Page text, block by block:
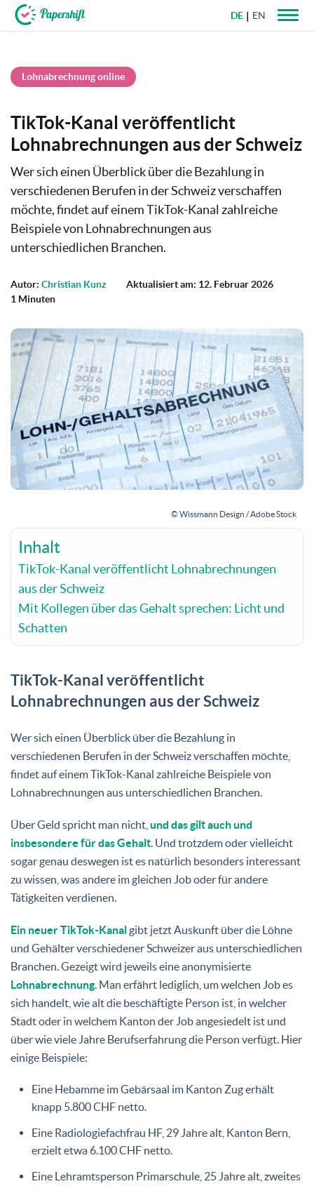
DE EN
Lohnabrechnung online
TikTok-Kanal veröffentlicht
Lohnabrechnungen aus der Schweiz
Wer sich einen Überblick über die Bezahlung in
verschiedenen Berufen in der Schweiz verschaffen
möchte, findet auf einem TikTok-Kanal zahlreiche
Beispiele von Lohnabrechnungen aus
unterschiedlichen Branchen.
Autor: Christian Kunz
Aktualisiert am: 12. Februar 2026
1 Minuten
© Wissmann Design / Adobe Stock
Inhalt
TikTok-Kanal veröffentlicht Lohnabrechnungen
aus der Schweiz
Mit Kollegen über das Gehalt sprechen: Licht und
Schatten
TikTok-Kanal veröffentlicht
Lohnabrechnungen aus der Schweiz
Wer sich einen Überblick über die Bezahlung in
verschiedenen Berufen in der Schweiz verschaffen möchte,
findet auf einem TikTok-Kanal zahlreiche Beispiele von
Lohnabrechnungen aus unterschiedlichen Branchen.
Über Geld spricht man nicht, und das gilt auch und
insbesondere für das Gehalt. Und trotzdem oder vielleicht
sogar genau deswegen ist es natürlich besonders interessant
zu wissen, was andere im gleichen Job oder für andere
Tätigkeiten verdienen.
Ein neuer TikTok-Kanalgibt jetzt Auskunft über die Löhne
und Gehälter verschiedener Schweizer aus unterschiedlichen
Branchen. Gezeigt wird jeweils eine anonymisierte
Lohnabrechnung. Man erfährt lediglich, um welchen Job es
sich handelt, wie alt die beschäftigte Person ist, in welcher
Stadt oder in welchem Kanton der Job angesiedelt ist und
über wie viele Jahre Berufserfahrung die Person verfügt. Hier
einige Beispiele:
Eine Hebamme im Gebärsaal im Kanton Zug erhält
knapp 5.800 CHF netto.
Eine Radiologiefachfrau HF, 29 Jahre alt, Kanton Bern,
erzielt etwa 6.100 CHF netto.
Eine Lehramtsperson Primarschule, 25 Jahre alt, zweites